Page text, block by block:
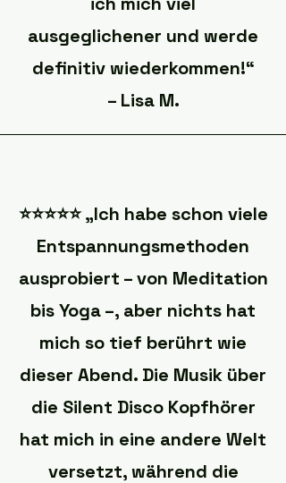
ausgeglichener und werde
definitiv wiederkommen!“
– Lisa M.
⭐️⭐️⭐️⭐️⭐️ „Ich habe schon viele
Entspannungsmethoden
ausprobiert – von Meditation
bis Yoga –, aber nichts hat
mich so tief berührt wie
dieser Abend. Die Musik über
die Silent Disco Kopfhörer
hat mich in eine andere Welt
versetzt, während die